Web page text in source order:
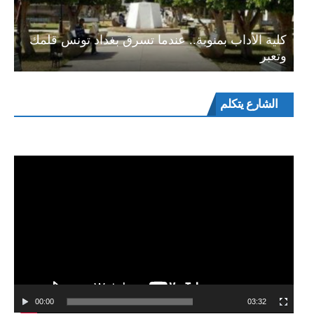
كلية الأداب بمنوبة.. عندما تسرق بغداد تونس قلمك
وتعبر
الشارع يتكلممشغل
00:00 03:32